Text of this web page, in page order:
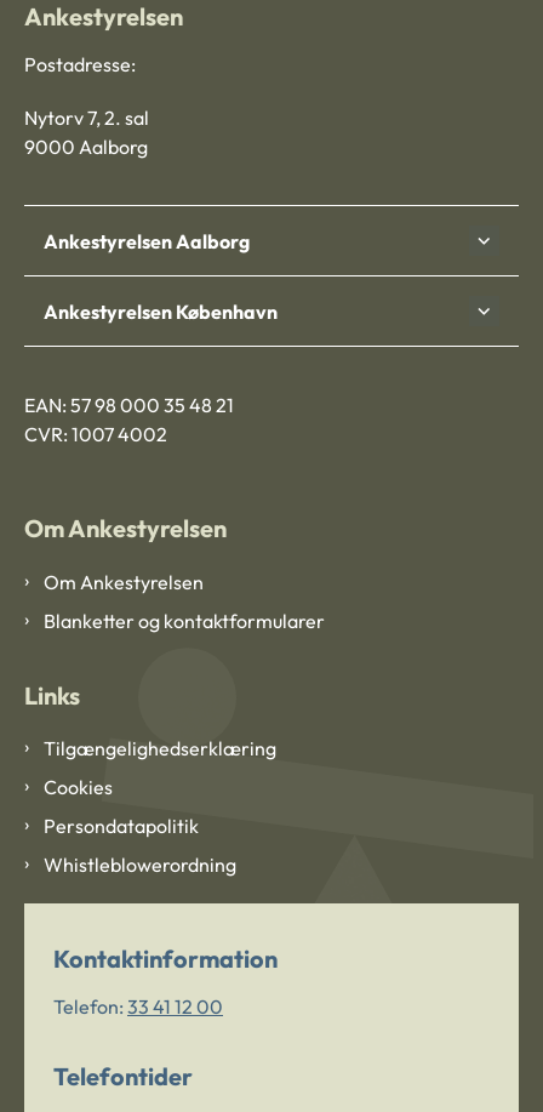
Ankestyrelsen
Postadresse:
Nytorv 7, 2. sal
9000 Aalborg
Ankestyrelsen Aalborg
Ankestyrelsen København
EAN: 57 98 000 35 48 21
CVR: 1007 4002
Om Ankestyrelsen
Om Ankestyrelsen
Blanketter og kontaktformularer
Links
Tilgængelighedserklæring
Cookies
Persondatapolitik
Whistleblowerordning
Kontaktinformation
Telefon: 33 41 12 00
Telefontider